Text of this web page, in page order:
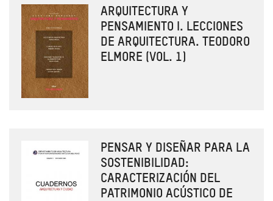
ARQUITECTURA Y
PENSAMIENTO I. LECCIONES
DE ARQUITECTURA. TEODORO
ELMORE (VOL. 1)
PENSAR Y DISEÑAR PARA LA
SOSTENIBILIDAD:
CARACTERIZACIÓN DEL
PATRIMONIO ACÚSTICO DE